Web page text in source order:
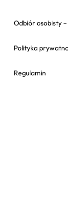
Odbiór osobisty
Polityka
Regulamin